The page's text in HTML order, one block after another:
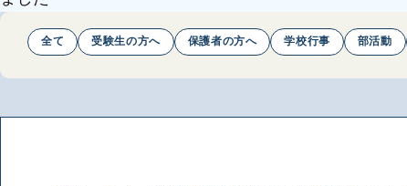
全て 受験生の方へ 保護者の方へ 学校行事 部活動